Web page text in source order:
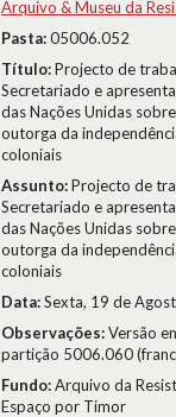
Arquivo & Museu da
Pasta:05006.052
Título:Projecto de
Secretariado e
das Nações Unidas
outorga da
coloniais
Assunto:Projecto de
Secretariado e
das Nações Unidas
outorga da
coloniais
Data:Sexta, 19 de
Observações:Versão
partição 5006.060
Fundo:Arquivo da
Espaço por Timor